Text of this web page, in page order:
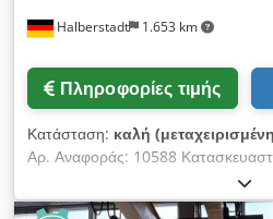
Halberstadt 1.653 km
Πληροφορίες τιμής
Κατάσταση: καλή
Αρ. Αναφοράς: 10588
70 - 3200 Έτος κατασκευής: 2000
έλεγχος Σύστημα ελέγχου: